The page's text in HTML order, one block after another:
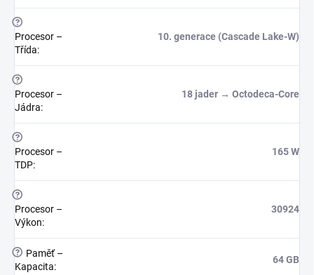
?
Procesor –
Třída:
10. generace (Cascade Lake-W)
?
Procesor –
Jádra:
18 jader → Octodeca-Core
?
Procesor –
TDP:
165 W
?
Procesor –
Výkon:
30924
?
Paměť –
Kapacita:
64 GB